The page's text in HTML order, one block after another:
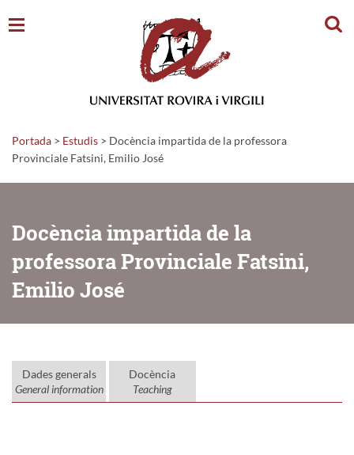
Portada > Estudis > Docència impartida de la professora
Provinciale Fatsini, Emilio José
Docència impartida de la
professora Provinciale Fatsini,
Emilio José
Dades generals
General information
Docència
Teaching